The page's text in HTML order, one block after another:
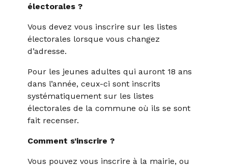
électorales ?
Vous devez vous inscrire sur les listes
électorales lorsque vous changez
d’adresse.
Pour les jeunes adultes qui auront 18 ans
dans l’année, ceux-ci sont inscrits
systématiquement sur les listes
électorales de la commune où ils se sont
fait recenser.
​Comment s’inscrire ?
Vous pouvez vous inscrire à la mairie, ou